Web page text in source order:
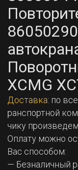
XCMG
Доставка: по
ранспортной
чику
Оплату можно
Вас способом:
— Безналичный